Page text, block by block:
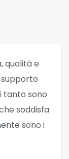
qualità e
tanto sono
soddisfa
sono i